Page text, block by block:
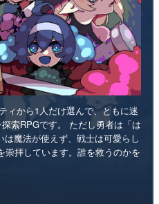
ィから1人だけ選んで、ともに迷
索RPGです。 ただし勇者は「は
魔法が使えず、戦士は可愛らし
拝しています。誰を救うのかを